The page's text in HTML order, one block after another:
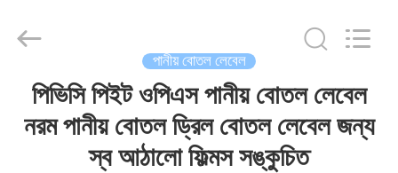
বাড়ি
Reserved.
পানীয় বোতল লেবেল
পিভিসি পিইট ওপিএস পানীয় বোতল লেবেল
নরম পানীয় বোতল ড্রিল বোতল লেবেল জন্য
স্ব আঠালো ফিল্মস সঙ্কুচিত